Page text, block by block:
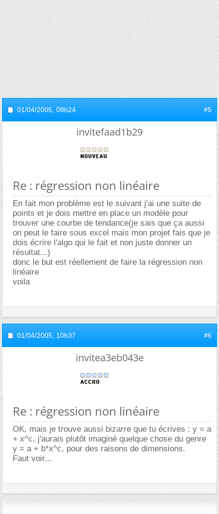
01/04/2005, 08h24 #5
invitefaad1b29
Re : régression non linéaire
En fait mon problème est le suivant j'ai une suite de
points et je dois mettre en place un modèle pour
trouver une courbe de tendance(je sais que ça aussi
on peut le faire sous excel mais mon projet fais que je
dois écrire l'algo qui le fait et non juste donner un
résultat...)
donc le but est réellement de faire la régression non
linéaire
voila
01/04/2005, 10h37 #6
invitea3eb043e
Re : régression non linéaire
OK, mais je trouve aussi bizarre que tu écrives : y = a
+ x^c, j'aurais plutôt imaginé quelque chose du genre
y = a + b*x^c, pour des raisons de dimensions.
Faut voir...